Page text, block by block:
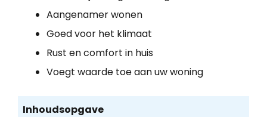
Aangenamer wonen
Goed voor het klimaat
Rust en comfort in huis
Voegt waarde toe aan uw woning
Inhoudsopgave